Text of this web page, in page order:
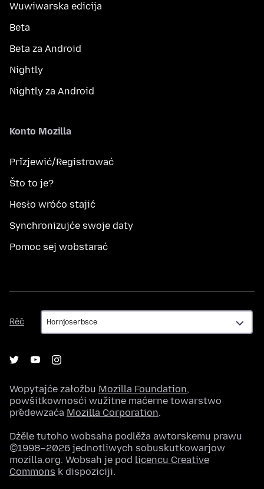
Wuwiwarska edicija
Beta
Beta za Android
Nightly
Nightly za Android
Konto Mozilla
Přizjewić/Registrować
Što to je?
Hesło wróćo stajić
Synchronizujće swoje daty
Pomoc sej wobstarać
Rěč
Rěč
Wopytajće załožbu Mozilla Foundation,
powšitkownosći wužitne maćerne towarstwo
předewzaća Mozilla Corporation.
Dźěle tutoho wobsaha podlěža awtorskemu prawu
©1998–2026 jednotliwych sobuskutkowarjow
mozilla.org. Wobsah je pod licencu Creative
Commons k dispoziciji.